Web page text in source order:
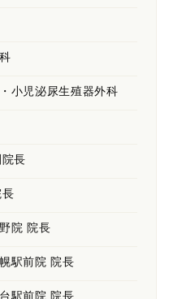
小児泌尿生殖器外科
長
院 院長
駅前院 院長
駅前院 院長